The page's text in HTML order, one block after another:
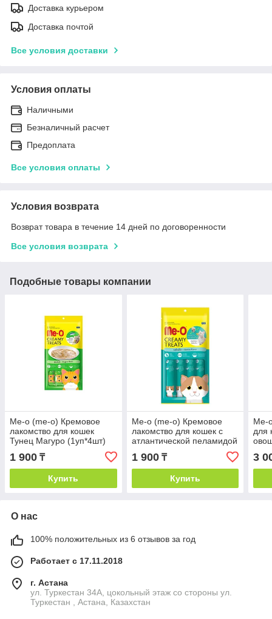
Доставка курьером
Доставка почтой
Все условия доставки
Условия оплаты
Наличными
Безналичный расчет
Предоплата
Все условия оплаты
Условия возврата
Возврат товара в течение 14 дней по договоренности
Все условия возврата
Подобные товары компании
Ме-о (me-o) Кремовое
лакомство для кошек
Тунец Магуро (1уп*4шт)
1 900 ₸
Купить
Ме-о (me-o) Кремовое
лакомство для кошек с
атлантической пеламидой
(1уп*4шт)
1 900₸
Купить
Ме-
для
3
О нас
100% положительных из 6 отзывов за год
Работает с 17.11.2018
г. Астана
ул. Туркестан 34А, цокольный этаж со стороны ул.
Туркестан , Астана, Казахстан